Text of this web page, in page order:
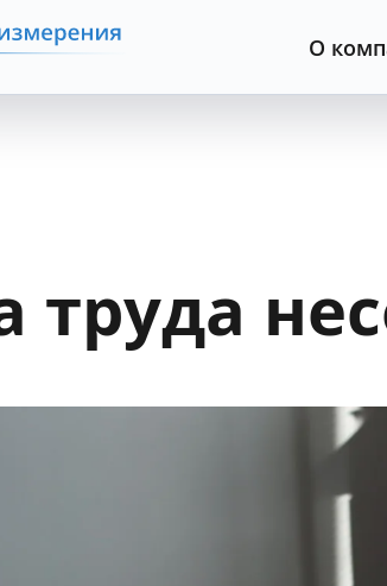
О
труда